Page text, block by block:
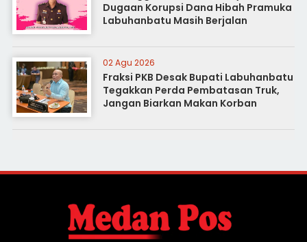
Dugaan Korupsi Dana Hibah Pramuka
Labuhanbatu Masih Berjalan
02 Agu 2026
Fraksi PKB Desak Bupati Labuhanbatu
Tegakkan Perda Pembatasan Truk,
Jangan Biarkan Makan Korban